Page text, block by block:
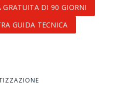
GRATUITA DI 90 GIORNI
GUIDA TECNICA